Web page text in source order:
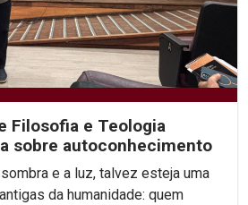
Filosofia e Teologia
sobre autoconhecimento
e a luz, talvez esteja uma
da humanidade: quem